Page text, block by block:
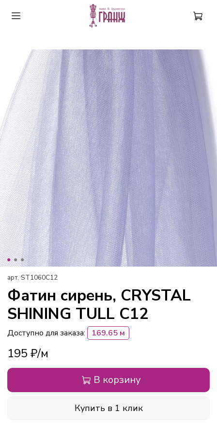
арт. ST1060С12
Фатин сирень, CRYSTAL
SHINING TULL С12
Доступно для заказа: 169.65 м
195 ₽
В корзину
Купить в 1 клик